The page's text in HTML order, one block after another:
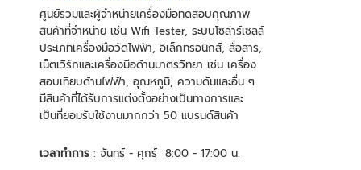
ศูนย์รวมและผู้จําหน่ายเครื่องมือทดสอบคุณภาพ
สินค้าที่จําหน่าย เช่น Wifi Tester, ระบบโซล่าร์เซลล์
ประเภทเครื่องมือวัดไฟฟ้า, อิเล็กทรอนิกส์, สื่อสาร,
เน็ตเวิร์กและเครื่องมือด้านมาตรวิทยา เช่น เครื่อง
สอบเทียบด้านไฟฟ้า, อุณหภูมิ, ความดันและอื่น ๆ
มีสินค้าที่ได้รับการแต่งตั้งอย่างเป็นทางการและ
เป็นที่ยอมรับใช้งานมากกว่า 50 แบรนด์สินค้า
เวลาทำการ : จันทร์ - ศุกร์ 8:00 - 17:00 น.